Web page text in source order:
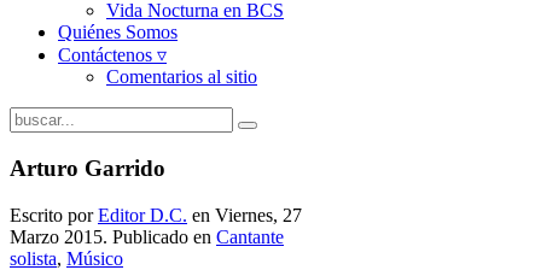
Vida Nocturna en BCS
Quiénes Somos
Contáctenos ▿
Comentarios al sitio
Arturo Garrido
Escrito porEditor D.C. en Viernes, 27
Marzo 2015. Publicado en Cantante
solista, Músico